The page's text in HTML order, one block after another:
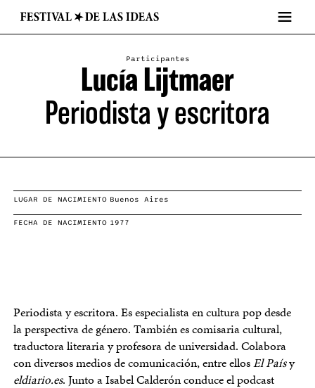
Participantes
Lucía Lijtmaer
Periodista y escritora
LUGAR DE NACIMIENTO Buenos Aires
FECHA DE NACIMIENTO 1977
Periodista y escritora. Es especialista en cultura pop desde
la perspectiva de género. También es comisaria cultural,
traductora literaria y profesora de universidad. Colabora
con diversos medios de comunicación, entre ellosEl Paísy
eldiario.es. Junto a Isabel Calderón conduce el podcast